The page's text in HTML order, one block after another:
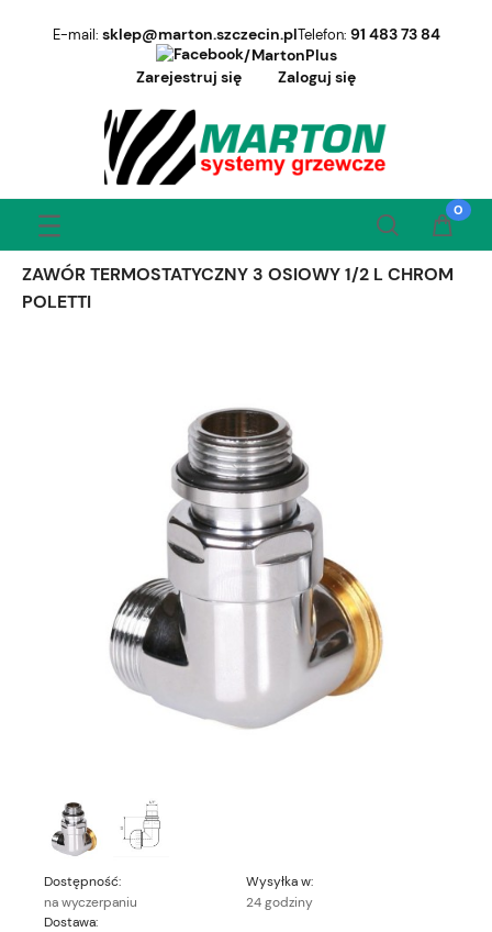
E-mail: sklep@marton.szczecin.plTelefon: 91 483 73 84
/MartonPlus
Zarejestruj się
Zaloguj się
ZAWÓR TERMOSTATYCZNY 3 OSIOWY 1/2 L CHROM
POLETTI
Dostępność:
na wyczerpaniu
Wysyłka w:
24 godziny
Dostawa: